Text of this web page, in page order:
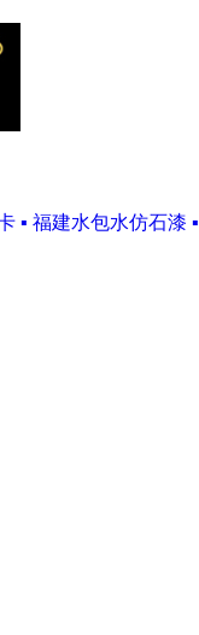
▪ 福建水包水仿石漆 ▪